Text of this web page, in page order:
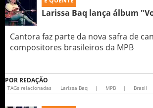
Larissa Baq lança álbum
Cantora faz parte da nova safra de
compositores brasileiros da MPB
POR REDAÇÃO
TAGs relacionadas Larissa Baq | MPB | Brasil